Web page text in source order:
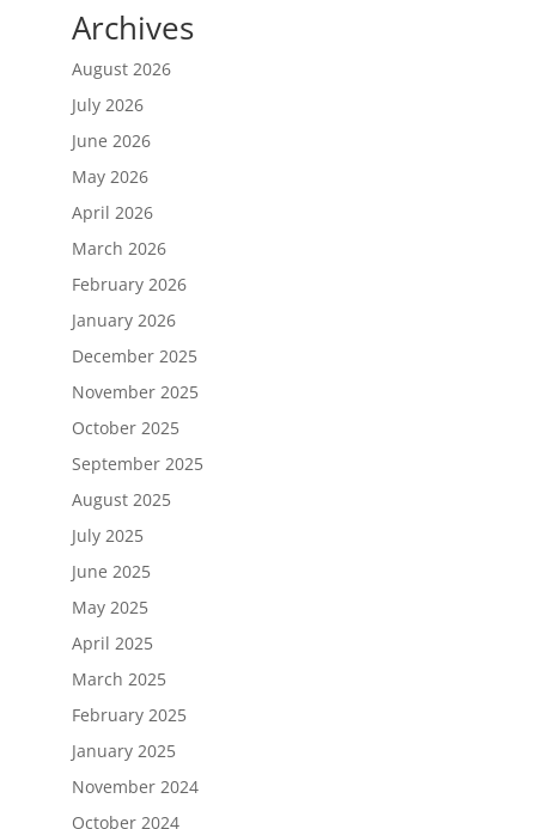
Archives
August 2026
July 2026
June 2026
May 2026
April 2026
March 2026
February 2026
January 2026
December 2025
November 2025
October 2025
September 2025
August 2025
July 2025
June 2025
May 2025
April 2025
March 2025
February 2025
January 2025
November 2024
October 2024